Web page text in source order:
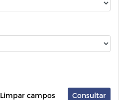
Consultar
Limpar campos